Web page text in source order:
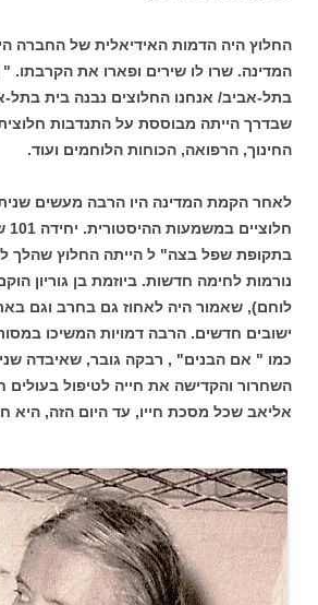
החלוץ היה הדמות האידיאלית של החברה
המדינה. שרו לו שירים ופארו את הקרבתו. "
בתל-אביב/ אנחנו החלוצים נבנה בית
שבדרך הייתה מבוססת על התנדבות
החינוך, הרפואה, הכוחות הלוחמים ועוד.
לאחר הקמת המדינה היו הרבה מעשים
בתקופת שפל בצה" ל הייתה החלוץ שהלך
נורמות לחימה חדשות. ביוזמת בן גוריון
לוחם), שאמור היה לאחוז גם בחרב וגם
ישובים חדשים. הרבה דמויות המשיכו
כמו " אם הבנים" , רבקה גובר, שאיבדה
השחרור והקדישה את חייה לטיפול בעולים
אליאב שכל מסכת חייו, עד היום הזה, היא